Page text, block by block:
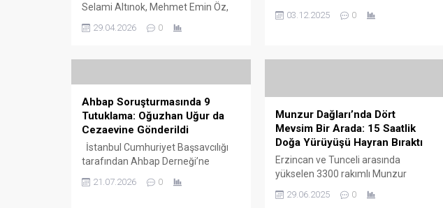
Selami Altınok, Mehmet Emin Öz,
Ankara’da Gençlik ve Spor Bakanı
gelerek Erzurum’da planlanan spor
çeken önemli kararlar çıktı.
Toplantının ana gündem maddesini
Erzurum’da inşa edilmesi planlanan
yeni stadyum...
29.04.2026 0
gerçekleştirildi. Spor bilimleri
getirdi. Açılış programına; Atatürk
Üniversitesi Rektörü...
03.12.2025 0
Ahbap Soruşturmasında 9
Tutuklama: Oğuzhan Uğur da
Cezaevine Gönderildi
İstanbul Cumhuriyet Başsavcılığı
tarafından Ahbap Derneği’ne
önemli bir gelişme yaşandı.
21.07.2026 0
Munzur Dağları’nda Dört
Mevsim Bir Arada: 15 Saatlik
Doğa Yürüyüşü Hayran Bıraktı
Erzincan ve Tunceli arasında
yükselen 3300 rakımlı Munzur
eteklerindeki rengarenk çiçekler ve
29.06.2025 0